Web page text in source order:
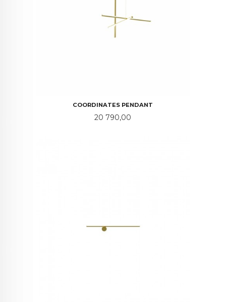
COORDINATES PENDANT
Pris
20 790,00